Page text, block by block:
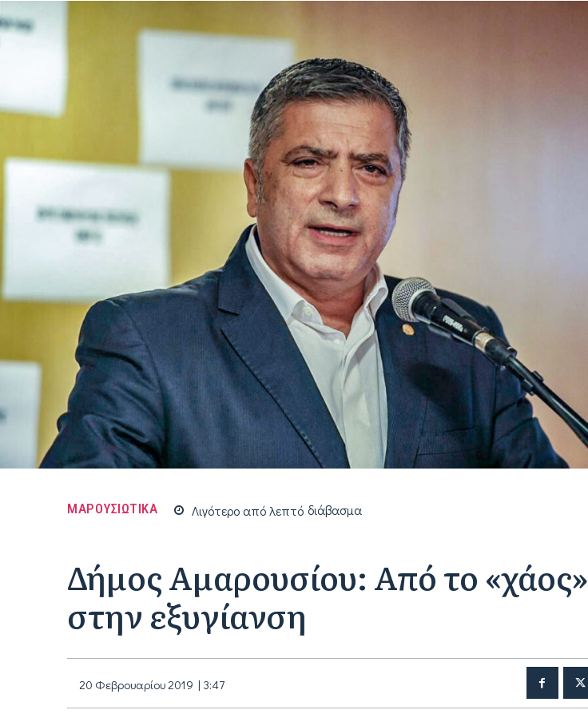
ΜΑΡΟΥΣΙΩΤΙΚΑ Λιγότερο απόλεπτό διάβασμα
Δήµος Αµαρουσίου: Από το «χάος»
στην εξυγίανση
20 Φεβρουαρίου 2019 | 3:47